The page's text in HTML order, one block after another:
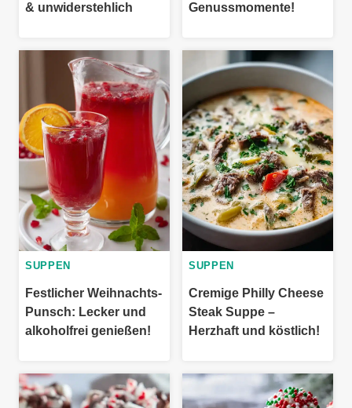
& unwiderstehlich
Genussmomente!
SUPPEN
Festlicher Weihnachts-
Punsch: Lecker und
alkoholfrei genießen!
SUPPEN
Cremige Philly Cheese
Steak Suppe –
Herzhaft und köstlich!